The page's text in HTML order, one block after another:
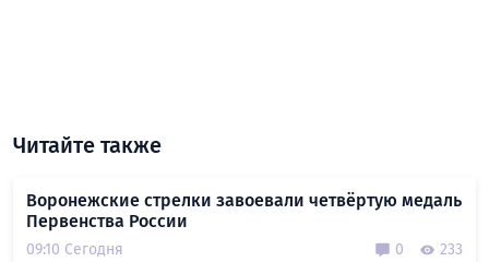
Читайте также
Воронежские стрелки завоевали четвёртую медаль
Первенства России
09:10 Сегодня 0 233